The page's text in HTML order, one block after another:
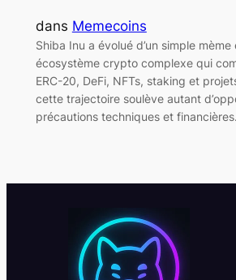
dans Memecoins
Shiba Inu a évolué d’un simple mème
écosystème crypto complexe qui
ERC-20, DeFi, NFTs, staking et
cette trajectoire soulève autant
précautions techniques et financières.